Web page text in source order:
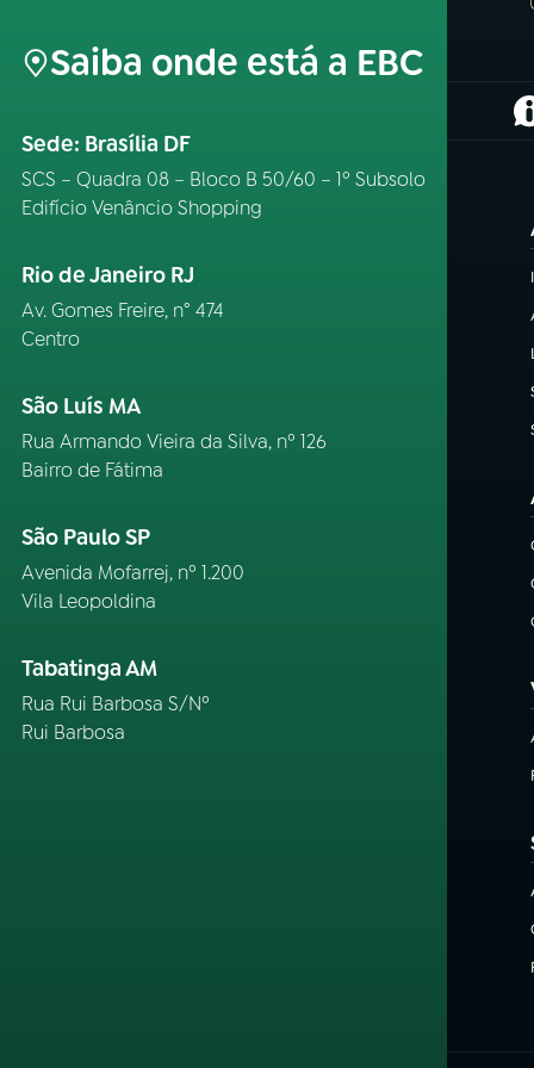
Saiba onde está a EBC
Sede: Brasília DF
SCS – Quadra 08 – Bloco B 50/60 – 1º Subsolo
Edifício Venâncio Shopping
Rio de Janeiro RJ
Av. Gomes Freire, n° 474
Centro
São Luís MA
Rua Armando Vieira da Silva, nº 126
Bairro de Fátima
São Paulo SP
Avenida Mofarrej, nº 1.200
Vila Leopoldina
Tabatinga AM
Rua Rui Barbosa S/Nº
Rui Barbosa